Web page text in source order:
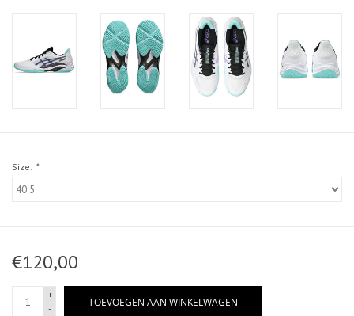
Size: *
€120,00
+
-
TOEVOEGEN AAN WINKELWAGEN